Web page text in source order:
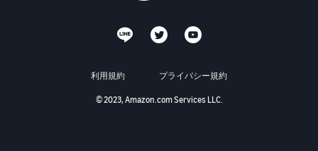
利用規約 プライバシー規約
© 2023, Amazon.com Services LLC.